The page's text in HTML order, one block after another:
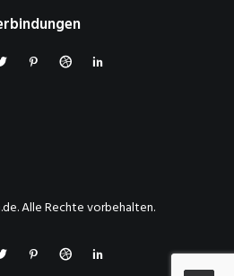
Alle Rechte vorbehalten.